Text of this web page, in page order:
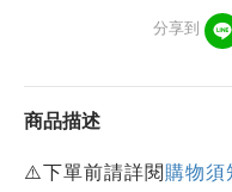
分享到
商品描述
⚠️下單前請詳閱 購物須